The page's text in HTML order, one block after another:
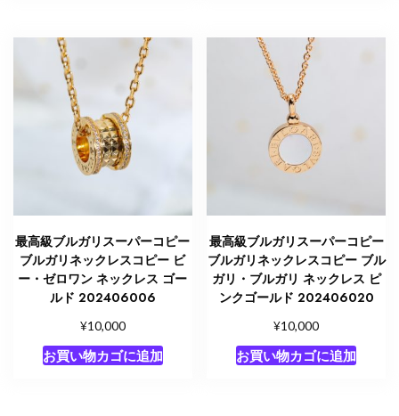
最高級ブルガリスーパーコピー
ブルガリネックレスコピー ビ
ー・ゼロワン ネックレス ゴー
ルド 202406006
¥10,000
お買い物カゴに追加
最高級ブルガリスーパーコピー
ブルガリネックレスコピー ブル
ガリ・ブルガリ ネックレス ピ
ンクゴールド 202406020
¥10,000
お買い物カゴに追加